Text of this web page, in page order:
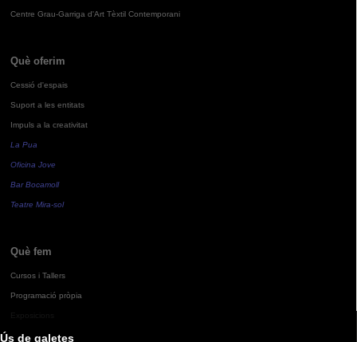
Ús de galetes
Centre Grau-Garriga d'Art Tèxtil Contemporani
Què oferim
Cessió d'espais
Suport a les entitats
Impuls a la creativitat
La Pua
Oficina Jove
Bar Bocamoll
Teatre Mira-sol
Què fem
Cursos i Tallers
Programació pròpia